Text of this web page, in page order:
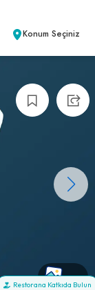
Konum Seçiniz
+0
Restorana Katkıda Bulun